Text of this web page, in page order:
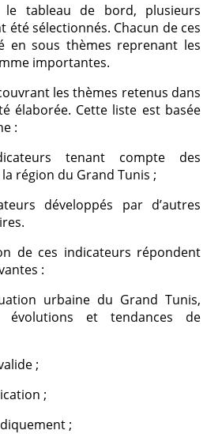
tableau de bord, plusieurs
sélectionnés. Chacun de ces
en sous thèmes reprenant les
importantes.
les thèmes retenus dans
élaborée. Cette liste est basée
:
tenant compte des
région du Grand Tunis ;
développés par d’autres
de ces indicateurs répondent
:
urbaine du Grand Tunis,
et tendances de
;
;
;